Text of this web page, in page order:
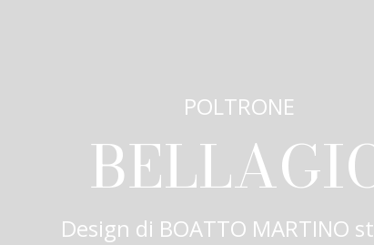
POLTRONE
Design di BOATTO MARTINO